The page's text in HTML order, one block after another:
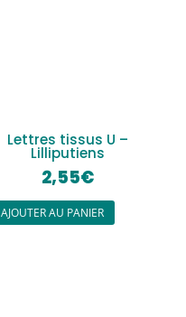
Lettres tissus U –
Lilliputiens
2,55€
AJOUTER AU PANIER